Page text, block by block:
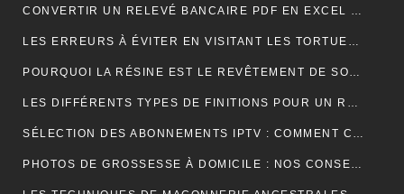
CONVERTIR UN RELEVÉ BANCAIRE PDF EN EXCEL : UNE ÉTAPE CLÉ POUR MIEUX GÉRER SES FINANCES
LES ERREURS À ÉVITER EN VISITANT LES TORTUES D’AKUMAL
POURQUOI LA RÉSINE EST LE REVÊTEMENT DE SOL IDÉAL EN USINE ?
LES DIFFÉRENTS TYPES DE FINITIONS POUR UN RAVALEMENT DE FAÇADE RÉUSSI
SÉLECTION DES ABONNEMENTS IPTV : COMMENT CHOISIR L’OFFRE QUI VOUS CORRESPOND ?
PHOTOS DE GROSSESSE À DOMICILE : NOS CONSEILS POUR UNE SÉANCE INTIMISTE RÉUSSIE !